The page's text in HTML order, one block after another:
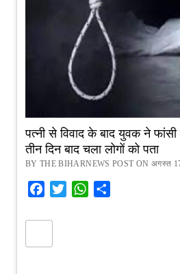
पत्नी से विवाद के बाद युवक ने
तीन दिन बाद चला लोगों को पता
BY THE BIHARNEWS POST ON अगस्त
Facebook
TwitterWhatsApp